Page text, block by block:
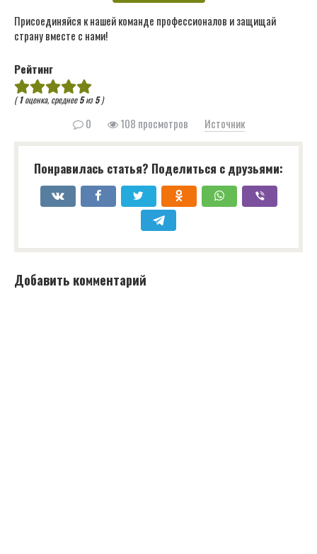
Присоединяйся к нашей команде профессионалов и защищай
страну вместе с нами!
Рейтинг
(1оценка, среднее5из5)
0 108 просмотров Источник
Понравилась статья? Поделиться с друзьями:
Добавить комментарий